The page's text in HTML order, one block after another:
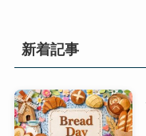
新着記事